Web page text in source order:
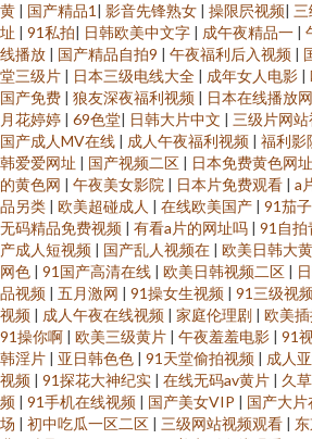
黄 | 国产精品1 | 影音先锋熟女 | 操限屄视频|
址 | 91私拍| 日韩欧美中文字 | 成午夜精品一 |
线播放 | 国产精品自拍9 | 午夜福利后入视频 |
堂三级片 | 日本三级电线大全 | 成年女人电影 |
国产免费 | 狼友深夜福利视频 | 日本在线播放
月花婷婷 | 69色堂| 日韩大片中文 | 三级片网
国产成人MV在线 | 成人午夜福利视频 | 福利影
韩爱爱网址 | 国产视频二区 | 日本免费黄色网址
的黄色网 | 午夜美女影院 | 日本片免费观看 | a
品另类 | 欧美超碰成人 | 在线欧美国产 | 91茄
无码精品免费视频 | 有看a片的网址吗 | 91自拍
产成人短视频 | 国产乱人视频在 | 欧美日韩大
网色 | 91国产高清在线 | 欧美日韩视频二区 |
品视频 | 五月激网 | 91操女生视频 | 91三级视
视频 | 成人午夜在线视频 | 家庭伦理剧 | 欧美
91操你啊 | 欧美三级黄片 | 午夜羞羞电影 | 91
韩淫片 | 亚日韩色色 | 91天堂偷拍视频 | 成人
视频 | 91探花大神纪实 | 在线无码av黄片 | 久
频 | 91手机在线视频 | 国产美女VIP | 国产大
场 | 初中吃瓜一区二区 | 三级网站视频观看 |